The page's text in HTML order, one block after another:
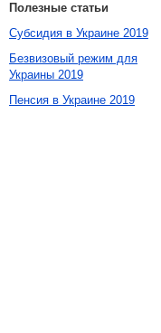
Полезные статьи
Субсидия в Украине 2019
Безвизовый режим для
Украины 2019
Пенсия в Украине 2019